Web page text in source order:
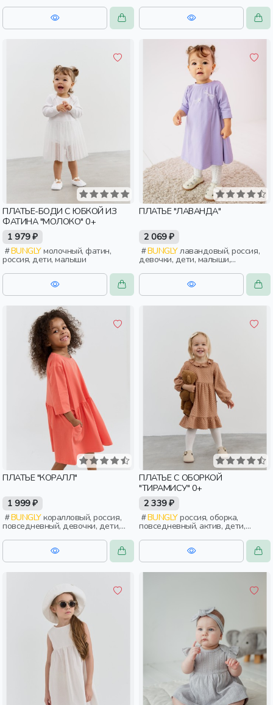
ПЛАТЬЕ-БОДИ С ЮБКОЙ ИЗ
ФАТИНА "МОЛОКО" 0+
1 979 ₽
BUNGLYмолочный, фатин,
россия, дети, малыши
ПЛАТЬЕ "ЛАВАНДА"
2 069 ₽
BUNGLYлавандовый, россия,
девочки, дети, малыши,
ПЛАТЬЕ "КОРАЛЛ"
1 999 ₽
BUNGLYкоралловый, россия,
повседневный, девочки, дети,
ПЛАТЬЕ С ОБОРКОЙ
"ТИРАМИСУ" 0+
2 339 ₽
BUNGLYроссия, оборка,
повседневный, актив, дети,